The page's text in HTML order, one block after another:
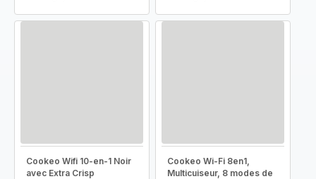
Cookeo Wifi 10-en-1 Noir
avec Extra Crisp
Cookeo Wi-Fi 8en1,
Multicuiseur, 8 modes de